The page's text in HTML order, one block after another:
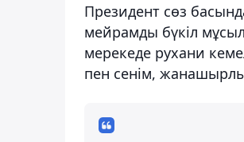
Президент сөз
мейрамды бүкіл
мерекеде рухани
пен сенім,